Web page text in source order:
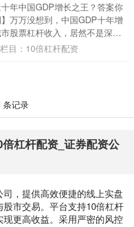
十年中国GDP增长之王？答案你
万万没想到，中国GDP十年增
股票杠杆收入，居然不是深
不是杭州。 从五千多亿飙至
栏目： 10倍杠杆配资
条记录
杠杆配资_证券配资公
，提供高效便捷的线上实盘
市交易。平台支持10倍杠杆
更高收益。采用严密的风控